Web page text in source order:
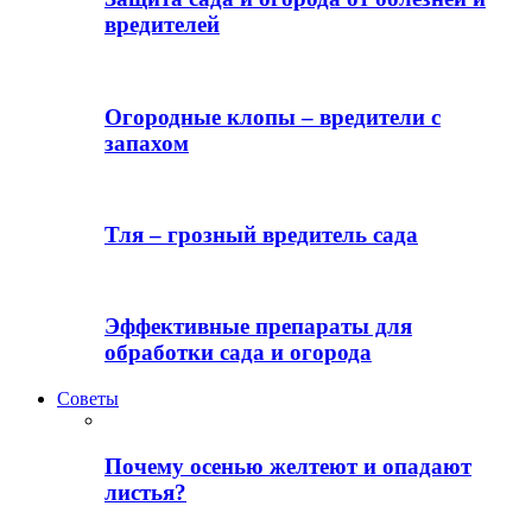
вредителей
Огородные клопы – вредители с
запахом
Тля – грозный вредитель сада
Эффективные препараты для
обработки сада и огорода
Советы
Почему осенью желтеют и опадают
листья?